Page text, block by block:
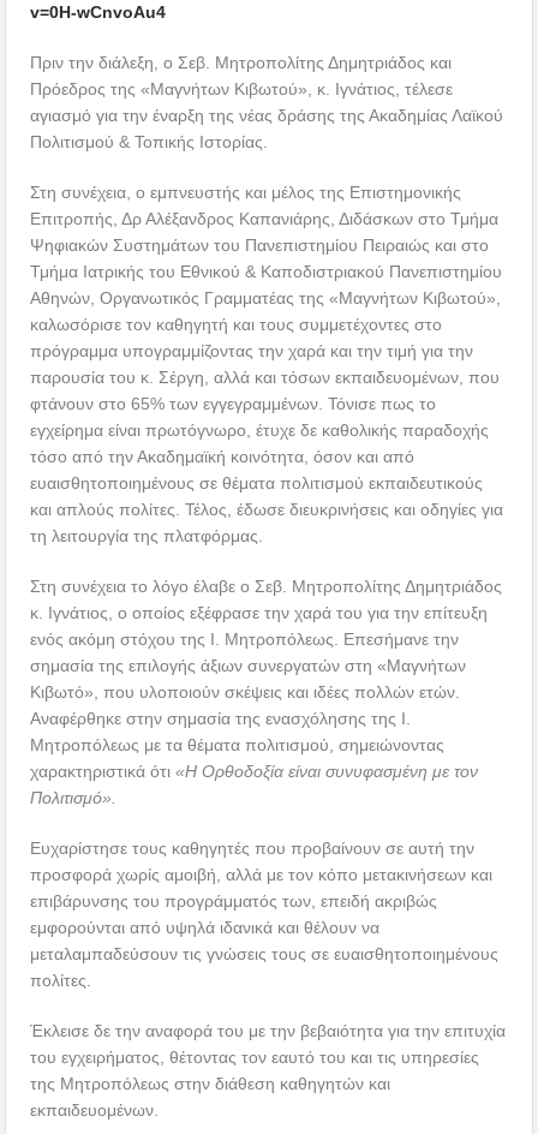
v=0H-wCnvoAu4
Πριν την διάλεξη, ο Σεβ. Μητροπολίτης Δημητριάδος και
Πρόεδρος της «Μαγνήτων Κιβωτού», κ. Ιγνάτιος, τέλεσε
αγιασμό για την έναρξη της νέας δράσης της Ακαδημίας Λαϊκού
Πολιτισμού & Τοπικής Ιστορίας.
Στη συνέχεια, ο εμπνευστής και μέλος της Επιστημονικής
Επιτροπής, Δρ Αλέξανδρος Καπανιάρης, Διδάσκων στο Τμήμα
Ψηφιακών Συστημάτων του Πανεπιστημίου Πειραιώς και στο
Τμήμα Ιατρικής του Εθνικού & Καποδιστριακού Πανεπιστημίου
Αθηνών, Οργανωτικός Γραμματέας της «Μαγνήτων Κιβωτού»,
καλωσόρισε τον καθηγητή και τους συμμετέχοντες στο
πρόγραμμα υπογραμμίζοντας την χαρά και την τιμή για την
παρουσία του κ. Σέργη, αλλά και τόσων εκπαιδευομένων, που
φτάνουν στο 65% των εγγεγραμμένων. Τόνισε πως το
εγχείρημα είναι πρωτόγνωρο, έτυχε δε καθολικής παραδοχής
τόσο από την Ακαδημαϊκή κοινότητα, όσον και από
ευαισθητοποιημένους σε θέματα πολιτισμού εκπαιδευτικούς
και απλούς πολίτες. Τέλος, έδωσε διευκρινήσεις και οδηγίες για
τη λειτουργία της πλατφόρμας.
Στη συνέχεια το λόγο έλαβε ο Σεβ. Μητροπολίτης Δημητριάδος
κ. Ιγνάτιος, ο οποίος εξέφρασε την χαρά του για την επίτευξη
ενός ακόμη στόχου της Ι. Μητροπόλεως. Επεσήμανε την
σημασία της επιλογής άξιων συνεργατών στη «Μαγνήτων
Κιβωτό», που υλοποιούν σκέψεις και ιδέες πολλών ετών.
Αναφέρθηκε στην σημασία της ενασχόλησης της Ι.
Μητροπόλεως με τα θέματα πολιτισμού, σημειώνοντας
χαρακτηριστικά ότι«Η Ορθοδοξία είναι συνυφασμένη με τον
Πολιτισμό».
Ευχαρίστησε τους καθηγητές που προβαίνουν σε αυτή την
προσφορά χωρίς αμοιβή, αλλά με τον κόπο μετακινήσεων και
επιβάρυνσης του προγράμματός των, επειδή ακριβώς
εμφορούνται από υψηλά ιδανικά και θέλουν να
μεταλαμπαδεύσουν τις γνώσεις τους σε ευαισθητοποιημένους
πολίτες.
Έκλεισε δε την αναφορά του με την βεβαιότητα για την επιτυχία
του εγχειρήματος, θέτοντας τον εαυτό του και τις υπηρεσίες
της Μητροπόλεως στην διάθεση καθηγητών και
εκπαιδευομένων.